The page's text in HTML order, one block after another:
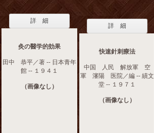
詳 細
灸の醫学的効果
田中 恭平／著 -- 日本青年
館 -- １９４１
（画像なし）
詳 細
快速針刺療法
中国 人民 解放軍 空
軍 瀋陽 医院／編 -- 績文
堂 -- １９７１
（画像なし）